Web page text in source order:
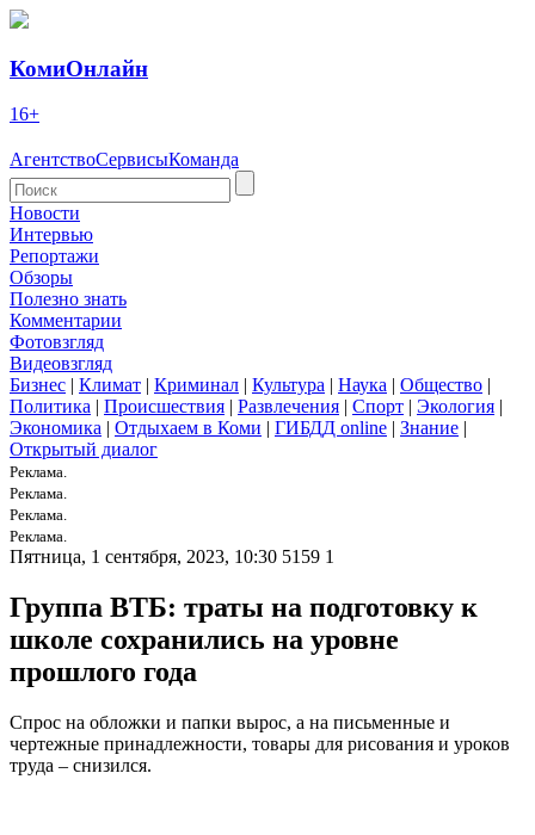
КомиОнлайн
16+
АгентствоСервисыКоманда
Новости
Интервью
Репортажи
Обзоры
Полезно знать
Комментарии
Фотовзгляд
Видеовзгляд
Бизнес | Климат | Криминал | Культура | Наука | Общество |
Политика | Происшествия | Развлечения | Спорт | Экология |
Экономика | Отдыхаем в Коми | ГИБДД online | Знание |
Открытый диалог
Реклама.
Реклама.
Реклама.
Реклама.
Пятница, 1 сентября, 2023, 10:30 5159 1
Группа ВТБ: траты на подготовку к
школе сохранились на уровне
прошлого года
Спрос на обложки и папки вырос, а на письменные и
чертежные принадлежности, товары для рисования и уроков
труда – снизился.